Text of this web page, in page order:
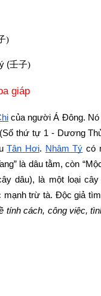
)
(壬子)
giáp
của người Á Đông.
thứ tự 1 - Dương
Tân Hợi. Nhâm Tý có
là dâu tằm, còn
dâu), là một loại cây
trừ tà. Độc giả
tính cách, công việc,